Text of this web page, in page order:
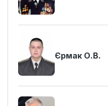
Єрмак О.В.